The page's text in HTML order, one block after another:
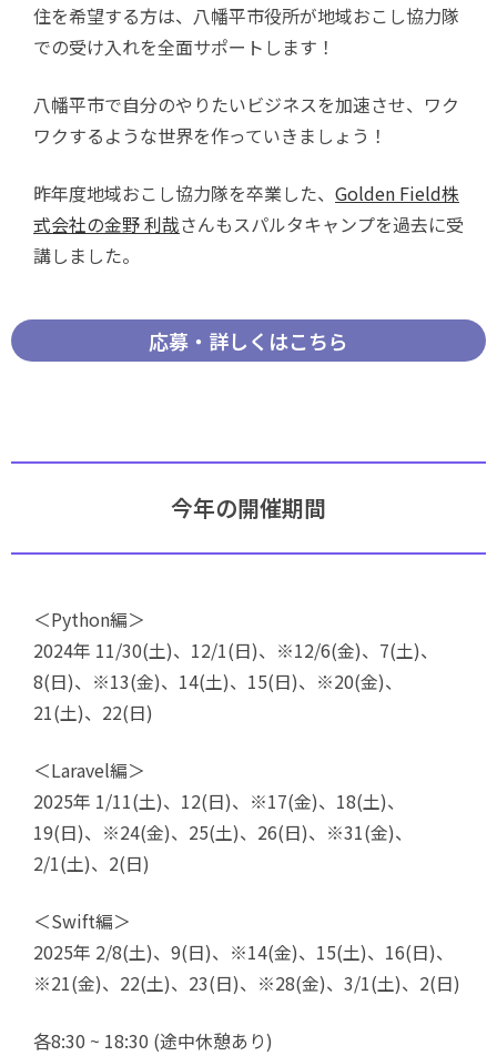
住を希望する方は、八幡平市役所が地域おこし協力隊
での受け入れを全面サポートします！
八幡平市で自分のやりたいビジネスを加速させ、ワク
ワクするような世界を作っていきましょう！
昨年度地域おこし協力隊を卒業した、 Golden Field株
式会社の金野 利哉さんもスパルタキャンプを過去に受
講しました。
応募・詳しくはこちら
今年の開催期間
＜Python編＞
2024年 11/30(土)、12/1(日)、※12/6(金)、7(土)、
8(日)、※13(金)、14(土)、15(日)、※20(金)、
21(土)、22(日)
＜Laravel編＞
2025年 1/11(土)、12(日)、※17(金)、18(土)、
19(日)、※24(金)、25(土)、26(日)、※31(金)、
2/1(土)、2(日)
＜Swift編＞
2025年 2/8(土)、9(日)、※14(金)、15(土)、16(日)、
※21(金)、22(土)、23(日)、※28(金)、3/1(土)、2(日)
各8:30 ~ 18:30 (途中休憩あり)